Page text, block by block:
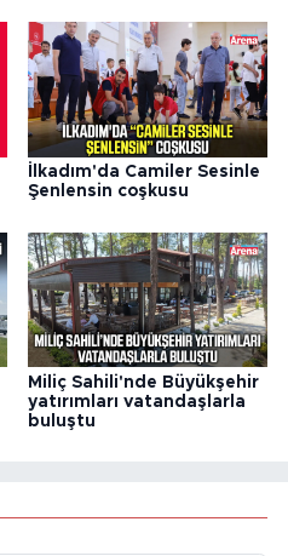
İlkadım'da Camiler Sesinle
Şenlensin coşkusu
Miliç Sahili'nde Büyükşehir
yatırımları vatandaşlarla
buluştu